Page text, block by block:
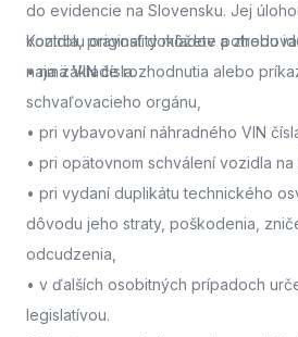
do evidencie na Slovensku. Jej
vozidla, pravosť dokladov a zhodu
najmä VIN čísla.
Kontrolu originality môžete
• na základe rozhodnutia alebo
schvaľovacieho orgánu,
• pri vybavovaní náhradného VIN
• pri opätovnom schválení vozidla na
• pri vydaní duplikátu technického
dôvodu jeho straty, poškodenia,
odcudzenia,
• v ďalších osobitných prípadoch
legislatívou.